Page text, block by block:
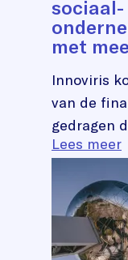
sociaal-
met
Innoviris
van de
gedragen
Lees meer